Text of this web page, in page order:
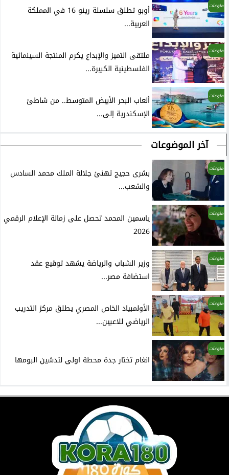
منوعات
أوبو تطلق سلسلة رينو 16 في المملكة
العربية...
منوعات
ملتقى التميز والإبداع يكرم المنتجة السينمائية
الفلسطينية الكبيرة...
منوعات
ألعاب البحر الأبيض المتوسط.. من شاطئ
الإسكندرية إلى...
آخر الموضوعات
منوعات
بشرى حجيج تهنئ جلالة الملك محمد السادس
والشعب...
منوعات
ياسمين المحمد تحصل على زمالة الإعلام الرقمي
2026
منوعات
وزير الشباب والرياضة يشهد توقيع عقد
استضافة مصر...
منوعات
الأولمبياد الخاص المصري يطلق مركز التدريب
الرياضي للاعبين...
منوعات
انغام تختار جدة محطة اولى لتدشين البومها